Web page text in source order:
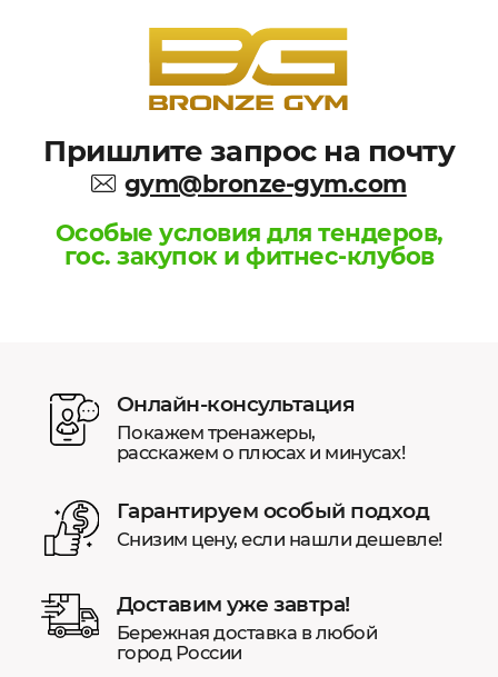
Пришлите запрос на почту
gym@bronze-gym.com
Особые условия для тендеров,
гос. закупок и фитнес-клубов
Онлайн-консультация
Покажем тренажеры,
расскажем о плюсах и минусах!
Гарантируем особый подход
Снизим цену, если нашли дешевле!
Доставим уже завтра!
Бережная доставка в любой
город России